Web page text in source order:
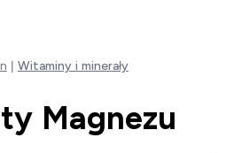
Witaminy i minerały
Magnezu